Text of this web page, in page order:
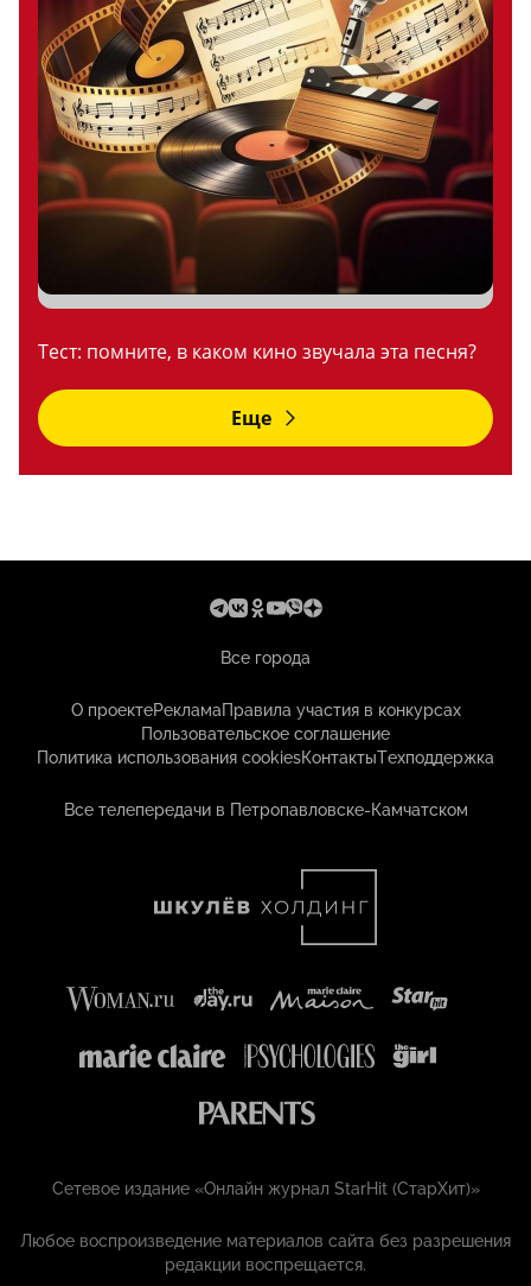
Тест: помните, в каком кино звучала эта песня?
Еще
Все города
О проектеРекламаПравила участия в конкурсах
Пользовательское соглашение
Политика использования cookiesКонтактыТехподдержка
Все телепередачи в Петропавловске-Камчатском
Сетевое издание «Онлайн журнал StarHit (СтарХит)»
Любое воспроизведение материалов сайта без разрешения
редакции воспрещается.